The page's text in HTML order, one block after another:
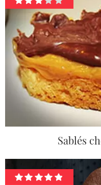
Sablés